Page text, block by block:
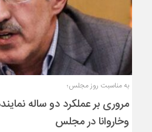
به مناسبت روز مجلس؛
مروری بر عملکرد دو ساله
وخاروانا در مجلس